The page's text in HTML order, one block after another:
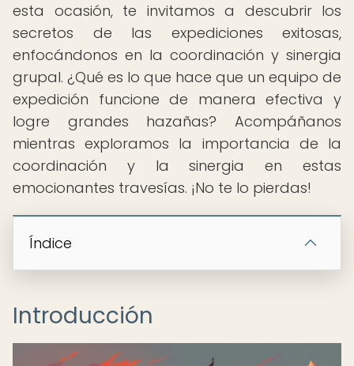
esta ocasión, te invitamos a descubrir los
secretos de las expediciones exitosas,
enfocándonos en la coordinación y sinergia
grupal. ¿Qué es lo que hace que un equipo de
expedición funcione de manera efectiva y
logre grandes hazañas? Acompáñanos
mientras exploramos la importancia de la
coordinación y la sinergia en estas
emocionantes travesías. ¡No te lo pierdas!
Índice
Introducción